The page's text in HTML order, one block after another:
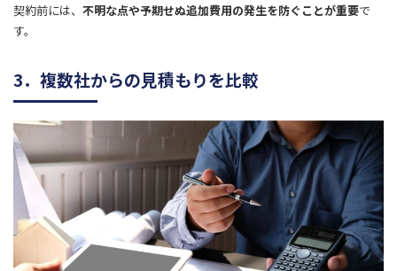
契約前には、 不明な点や予期せぬ追加費用の発生を防ぐことが重要で
す。
3．複数社からの見積もりを比較